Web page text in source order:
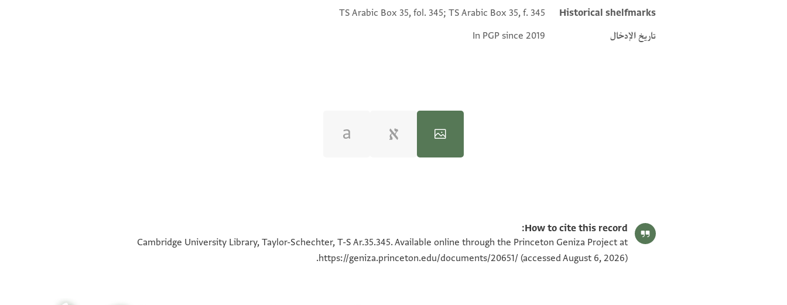
Historical shelfmarks
TS Arabic Box 35, fol. 345; TS Arabic Box 35, f. 345
تاريخ الإدخال
In PGP since 2019
100%
100%
How to cite this record:
Cambridge University Library, Taylor-Schechter, T-S Ar.35.345. Available online through the Princeton Geniza Project at
https://geniza.princeton.edu/documents/20651/ (accessed August 6, 2026).